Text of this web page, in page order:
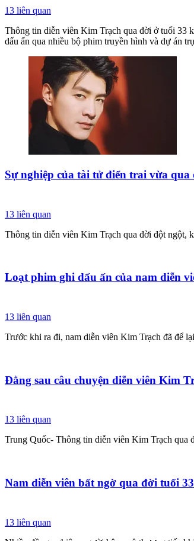
13 liên quan
Thông tin diễn viên Kim Trạch qua đời ở tuổi 33
dấu ấn qua nhiều bộ phim truyền hình và dự án
Sự nghiệp của tài tử điển trai vừa qua
13 liên quan
Thông tin diễn viên Kim Trạch qua đời đột ngột,
Loạt phim ghi dấu ấn của nam diễn
13 liên quan
Trước khi ra đi, nam diễn viên Kim Trạch đã để
Đằng sau câu chuyện diễn viên Kim
13 liên quan
Trung Quốc- Thông tin diễn viên Kim Trạch qua
Nam diễn viên bất ngờ qua đời tuổi 33
13 liên quan